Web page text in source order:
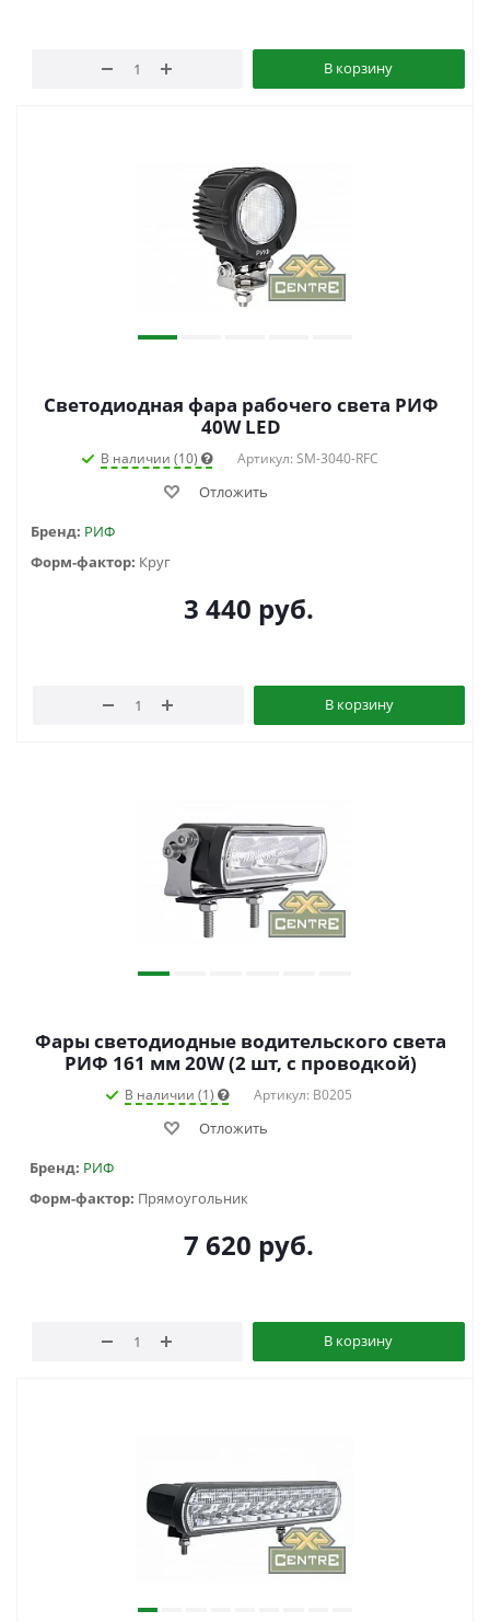
В корзину
Светодиодная фара рабочего света РИФ
40W LED
В наличии (10) Артикул: SM-3040-RFC
Отложить
Бренд: РИФ
Форм-фактор: Круг
3 440 руб.
В корзину
Фары светодиодные водительского света
РИФ 161 мм 20W (2 шт, с проводкой)
В наличии (1) Артикул: B0205
Отложить
Бренд: РИФ
Форм-фактор: Прямоугольник
7 620 руб.
В корзину